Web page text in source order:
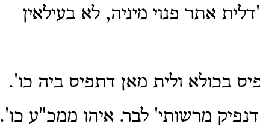
אתר פנוי מיניה, לא בעילאין
בכולא ולית מאן דתפיס ביה כו'.
מרשותי' לבר. איהו ממכ"ע כו'.